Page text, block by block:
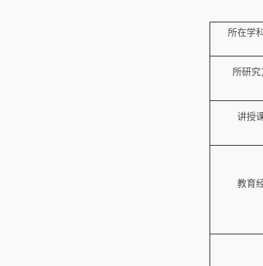
所在学
所研究
讲授
教育